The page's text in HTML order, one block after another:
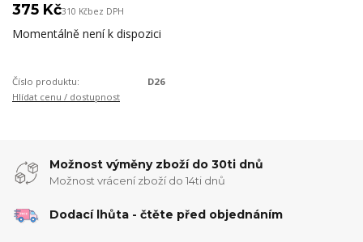
375 Kč310 Kčbez DPH
Momentálně není k dispozici
Číslo produktu:
D26
Hlídat cenu / dostupnost
Možnost výměny zboží do 30ti dnů
Možnost vrácení zboží do 14ti dnů
Dodací lhůta - čtěte před objednáním